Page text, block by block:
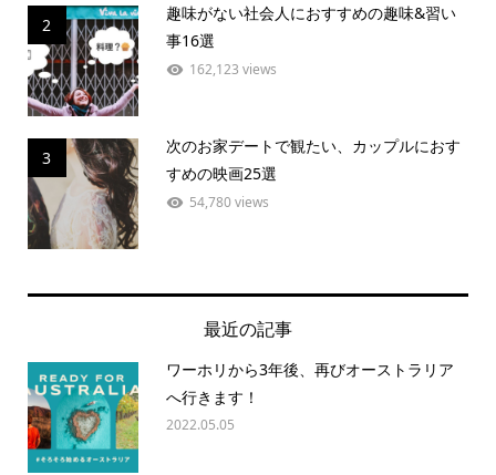
2
趣味がない社会人におすすめの趣味&習い
事16選
162,123 views
3
次のお家デートで観たい、カップルにおす
すめの映画25選
54,780 views
最近の記事
ワーホリから3年後、再びオーストラリア
へ行きます！
2022.05.05